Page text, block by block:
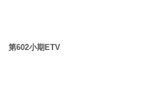
第602小期 ETV